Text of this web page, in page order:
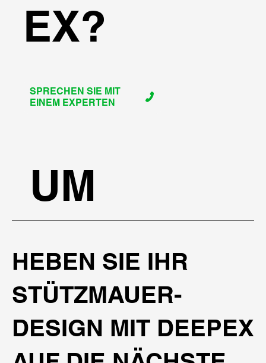
EX?
SPRECHEN SIE MIT
EINEM EXPERTEN
UM
HEBEN SIE IHR
STÜTZMAUER-
DESIGN MIT DEEPEX